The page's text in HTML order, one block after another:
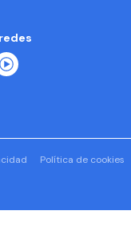
Política de cookies